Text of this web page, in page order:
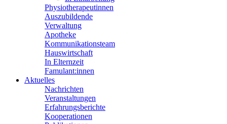
Physiotherapeutinnen
Auszubildende
Verwaltung
Apotheke
Kommunikationsteam
Hauswirtschaft
In Elternzeit
Famulant:innen
Aktuelles
Nachrichten
Veranstaltungen
Erfahrungsberichte
Kooperationen